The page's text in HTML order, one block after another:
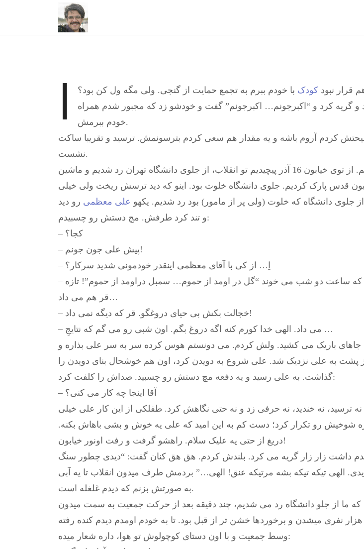
قرار نبودکودک با خودم ببرم به تجمع حمایت از گنجی. ولی مگه ول کن بود؟
و گریه کرد و “اکبرجونم… اکبرجونم” گفت و خودشو زد که مجبور شدم همراه
خودم ببرمش.
کردم آروم باشه و یه مقدار هم سعی کردم بترسونمش. ترسید و تقريبا ساكت
نشست.
با ماشین رفتیم. از توی خیابون 16 آذر پیچیدیم تو انقلاب، از جلوی دانشگاه تهران رد شدیم و ماشین
قدس پارک کردیم. جلوی دانشگاه خلوت بود. اینو که دید ترسش ریخت ولی خیلی
جلوی دانشگاه که خلوت (ولی پر از مامور) بود رد شدیم. یکهو علی معظمی رو دید
و تند کرد طرفش. مچ دستش رو چسبیدم:
– کجا؟
– پیش علی جون جونم!
– اِ… از کی با آقای معظمی اینقدر خودمونی شدید سرکار؟
که ساعت دو شب می خوند “گل در اومد از حموم… سمبل دراومد از حموم”! تازه
قر هم می داد…
– خجالت بکش بی حیای دروغگو. قر که دیگه نمی داد!
– می داد. الهی خدا کورم کنه اگه دروغ بگم. اون شبی رو می گم که نتایجِ …
جاهای باریک می کشید. ولش کردم. می دونستم هوس کرده سر به سر علی بذاره و
پشت به علی نزدیک شد. علی شروع به دویدن کرد، اون هم خوشحال بنای دویدن را
گذاشت. به علی رسید و یه دفعه مچ دستش رو چسبید. صداش را کلفت کرد:
– آقا اینجا چه کار می کنی؟
ترسید، نه خندید، نه حرفی زد و نه حتی نگاهش کرد. طفلکی از این کار علی خیلی
شوخیش رو تکرار کرد؛ دست کم به این امید که علی یه خوش و بشی باهاش بکنه.
دریغ از حتی یه علیک سلام. راهشو گرفت و رفت اونور خیابون!
داشت زار زار گریه می کرد. بلندش کردم. هق هق کنان گفت: “دیدی چطور سنگ
الهی تیکه تیکه بشه مرتیکه عنق! الهی…” بردمش طرف میدون انقلاب تا یه آبی
به صورتش بزنم که دیدم غلغله است.
که ما از جلو دانشگاه رد می شدیم، چند دقیقه بعد از حرکت جمعیت به سمت میدون
نفری میشدن و برخوردها خشن تر از قبل بود. تا به خودم اومدم دیدم کنده رفته
وسط جمعیت و با اون دستای کوچولوش تو هوا، داره شعار میده: